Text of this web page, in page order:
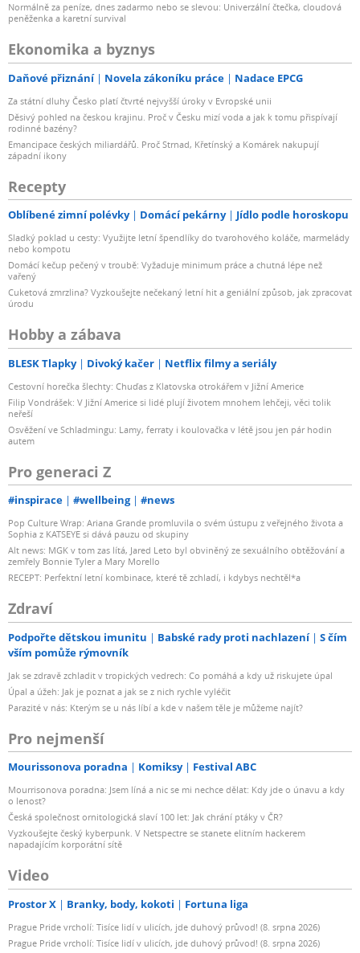
Normálně za peníze, dnes zadarmo nebo se slevou: Univerzální čtečka, cloudová
peněženka a karetní survival
Ekonomika a byznys
Daňové přiznání Novela zákoníku práce Nadace EPCG
Za státní dluhy Česko platí čtvrté nejvyšší úroky v Evropské unii
Děsivý pohled na českou krajinu. Proč v Česku mizí voda a jak k tomu přispívají
rodinné bazény?
Emancipace českých miliardářů. Proč Strnad, Křetínský a Komárek nakupují
západní ikony
Recepty
Oblíbené zimní polévky Domácí pekárny Jídlo podle horoskopu
Sladký poklad u cesty: Využijte letní špendlíky do tvarohového koláče, marmelády
nebo kompotu
Domácí kečup pečený v troubě: Vyžaduje minimum práce a chutná lépe než
vařený
Cuketová zmrzlina? Vyzkoušejte nečekaný letní hit a geniální způsob, jak zpracovat
úrodu
Hobby a zábava
BLESK Tlapky Divoký kačer Netflix filmy a seriály
Cestovní horečka šlechty: Chuďas z Klatovska otrokářem v Jižní Americe
Filip Vondrášek: V Jižní Americe si lidé plují životem mnohem lehčeji, věci tolik
neřeší
Osvěžení ve Schladmingu: Lamy, ferraty i koulovačka v létě jsou jen pár hodin
autem
Pro generaci Z
#inspirace #wellbeing #news
Pop Culture Wrap: Ariana Grande promluvila o svém ústupu z veřejného života a
Sophia z KATSEYE si dává pauzu od skupiny
Alt news: MGK v tom zas lítá, Jared Leto byl obviněný ze sexuálního obtěžování a
zemřely Bonnie Tyler a Mary Morello
RECEPT: Perfektní letní kombinace, které tě zchladí, i kdybys nechtěl*a
Zdraví
Podpořte dětskou imunitu Babské rady proti nachlazení
S čím
vším pomůže rýmovník
Jak se zdravě zchladit v tropických vedrech: Co pomáhá a kdy už riskujete úpal
Úpal a úžeh: Jak je poznat a jak se z nich rychle vyléčit
Parazité v nás: Kterým se u nás líbí a kde v našem těle je můžeme najít?
Pro nejmenší
Mourissonova poradna Komiksy Festival ABC
Mourrisonova poradna: Jsem líná a nic se mi nechce dělat: Kdy jde o únavu a kdy
o lenost?
Česká společnost ornitologická slaví 100 let: Jak chrání ptáky v ČR?
Vyzkoušejte český kyberpunk. V Netspectre se stanete elitním hackerem
napadajícím korporátní sítě
Video
Prostor X Branky, body, kokoti Fortuna liga
Prague Pride vrcholí: Tisíce lidí v ulicích, jde duhový průvod! (8. srpna 2026)
Prague Pride vrcholí: Tisíce lidí v ulicích, jde duhový průvod! (8. srpna 2026)